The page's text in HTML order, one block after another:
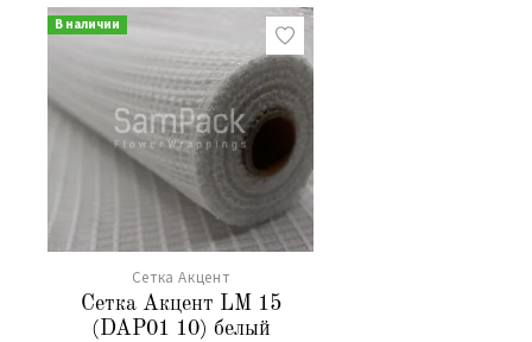
В наличии
Сетка Акцент
Сетка Акцент LM 15
(DAP01 10) белый